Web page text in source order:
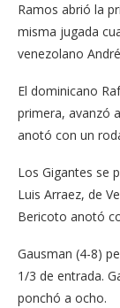
Ramos abrió la
misma jugada
venezolano
El dominicano
primera, avanzó
anotó con un
Los Gigantes se
Luis Arraez, de
Bericoto anotó
Gausman (4-8)
1/3 de entrada.
ponchó a ocho.